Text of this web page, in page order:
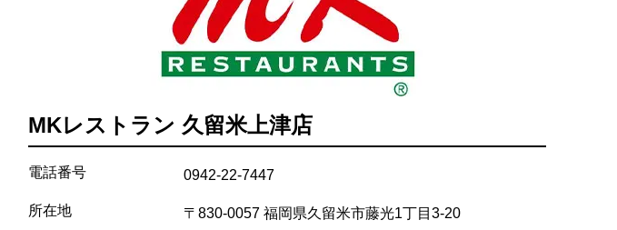
MKレストラン 久留米上津店
電話番号 0942-22-7447
所在地 〒830-0057 福岡県久留米市藤光1丁目3-20